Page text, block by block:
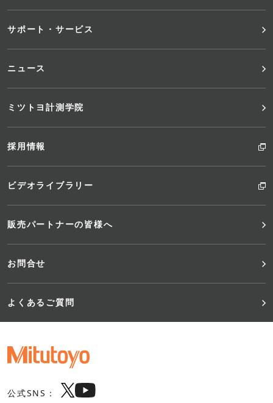
ュ
ー
サポート・サービス
ニュース
ミツトヨ計測学院
採用情報
ビデオライブラリー
販売パートナーの皆様へ
お問合せ
よくあるご質問
公式SNS：